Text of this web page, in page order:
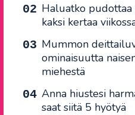
Haluatko pudottaa
kaksi kertaa
Mummon
ominaisuutta
miehestä
Anna hiustesi
saat siitä 5 hyötyä